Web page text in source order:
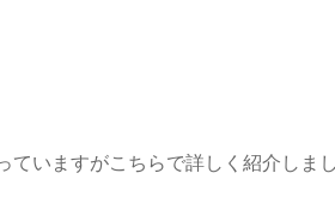
ていますがこちらで詳しく紹介しま